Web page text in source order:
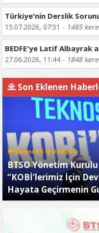
Türkiye'nin Derslik
15.07.2026, 07:51 - 1485
BEDFE'ye Latif Albayrak
27.06.2026, 11:44 - 1848
Son Eklenen
Ekonomi İş Dünyası
BTSO Yönetim
“KOBİ’lerimiz İçin
Hayata Geçirmenin